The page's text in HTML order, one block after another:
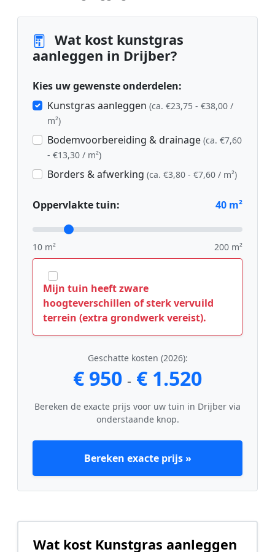
Wat kost kunstgras
aanleggen in Drijber?
Kies uw gewenste onderdelen:
Kunstgras aanleggen (ca. €23,75 - €38,00 /
m²)
Bodemvoorbereiding & drainage (ca. €7,60
- €13,30 / m²)
Borders & afwerking (ca. €3,80 - €7,60 / m²)
Oppervlakte tuin: 40 m²
10 m² 200 m²
Mijn tuin heeft zware
hoogteverschillen of sterk vervuild
terrein (extra grondwerk vereist).
Geschatte kosten (2026):
€ 950 - € 1.520
Bereken de exacte prijs voor uw tuin in Drijber via
onderstaande knop.
Bereken exacte prijs »
Wat kost Kunstgras aanleggen